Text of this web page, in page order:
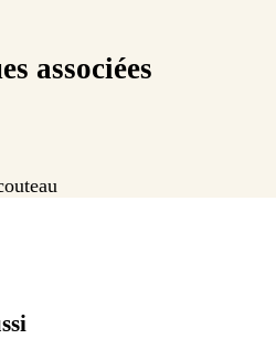
associées